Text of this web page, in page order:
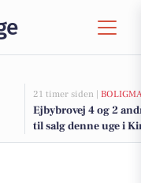
21 timer siden |
Ejbybrovej 4 og 2
til salg denne uge i
boligerne her.